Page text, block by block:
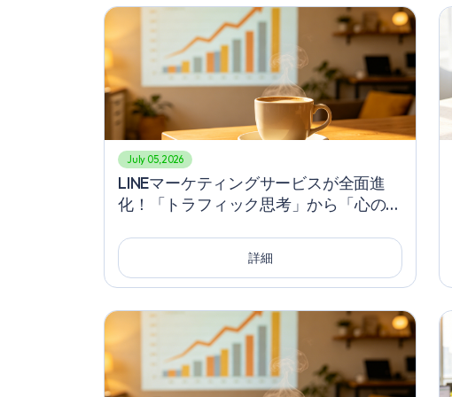
July 05, 2026
LINEマーケティングサービスが全面進
化！「トラフィック思考」から「心の占
ための抽選や割引以外の究極の秘訣
詳細